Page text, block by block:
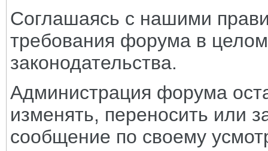
Соглашаясь с нашими
требования форума в
законодательства.
Администрация форума
изменять, переносить или
сообщение по своему